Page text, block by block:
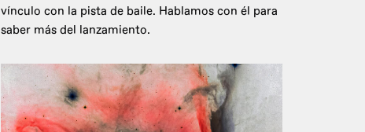
vínculo con la pista de baile. Hablamos con él para
saber más del lanzamiento.